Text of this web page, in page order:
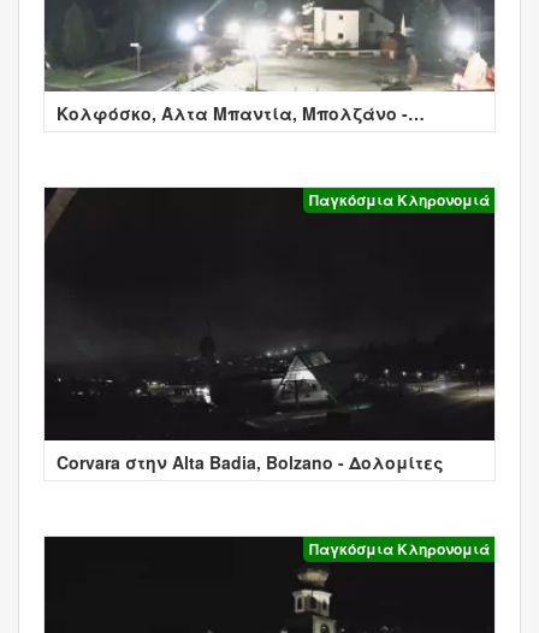
Κολφόσκο, Άλτα Μπαντία, Μπολζάνο -
Colfosco
Παγκόσμια Κληρονομιά
Corvara στην Alta Badia, Bolzano - Δολομίτες
Παγκόσμια Κληρονομιά